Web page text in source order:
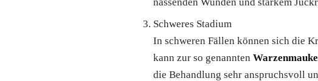
Schweres Stadium
In schweren Fällen können sich die
kann zur so genannten Warzenmauke
die Behandlung sehr anspruchsvoll